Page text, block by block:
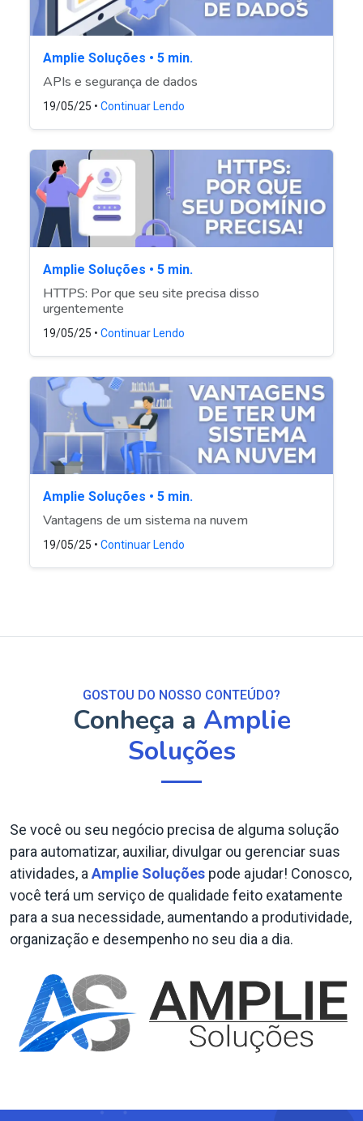
Amplie Soluções • 5 min.
APIs e segurança de dados
19/05/25 • Continuar Lendo
Amplie Soluções • 5 min.
HTTPS: Por que seu site precisa disso
urgentemente
19/05/25 • Continuar Lendo
Amplie Soluções • 5 min.
Vantagens de um sistema na nuvem
19/05/25 • Continuar Lendo
GOSTOU DO NOSSO CONTEÚDO?
Conheça a Amplie
Soluções
Se você ou seu negócio precisa de alguma solução
para automatizar, auxiliar, divulgar ou gerenciar suas
atividades, a Amplie Soluções pode ajudar! Conosco,
você terá um serviço de qualidade feito exatamente
para a sua necessidade, aumentando a produtividade,
organização e desempenho no seu dia a dia.